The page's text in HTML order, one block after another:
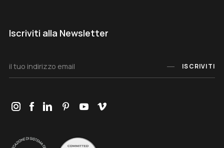
Iscriviti alla Newsletter
ISCRIVITI